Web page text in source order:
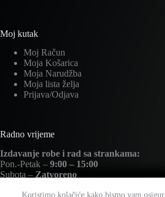
Koristimo kolačiće kako bismo vam
Moj kutak
Moj Račun
Moja Košarica
Moja Narudžba
Moja lista želja
Prijava/Odjava
Radno vrijeme
Izdavanje robe i rad sa strankama:
Pon.-Petak – 9:00 – 15:00
Subota – Zatvoreno